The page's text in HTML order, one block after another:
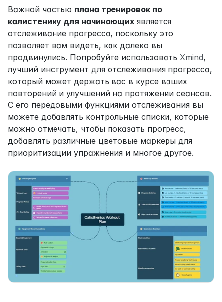
Важной частью плана тренировок по
калистенику для начинающих является
отслеживание прогресса, поскольку это
позволяет вам видеть, как далеко вы
продвинулись. Попробуйте использовать Xmind,
лучший инструмент для отслеживания прогресса,
который может держать вас в курсе ваших
повторений и улучшений на протяжении сеансов.
С его передовыми функциями отслеживания вы
можете добавлять контрольные списки, которые
можно отмечать, чтобы показать прогресс,
добавлять различные цветовые маркеры для
приоритизации упражнения и многое другое.